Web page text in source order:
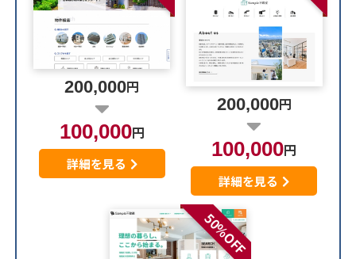
200,000円
100,000円
詳細を見る
200,000円
100,000円
詳細を見る
50%OFF